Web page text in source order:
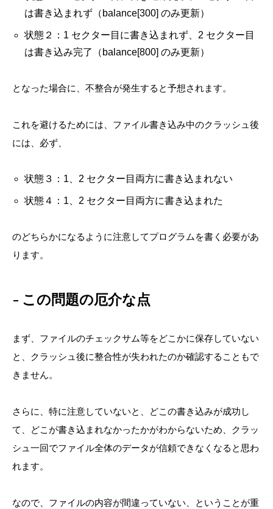
は書き込まれず（balance[300] のみ更新）
状態２：1 セクター目に書き込まれず、2 セクター目
は書き込み完了（balance[800] のみ更新）
となった場合に、不整合が発生すると予想されます。
これを避けるためには、ファイル書き込み中のクラッシュ後
には、必ず、
状態３：1、2 セクター目両方に書き込まれない
状態４：1、2 セクター目両方に書き込まれた
のどちらかになるように注意してプログラムを書く必要があ
ります。
この問題の厄介な点
まず、ファイルのチェックサム等をどこかに保存していない
と、クラッシュ後に整合性が失われたのか確認することもで
きません。
さらに、特に注意していないと、どこの書き込みが成功し
て、どこが書き込まれなかったかがわからないため、クラッ
シュ一回でファイル全体のデータが信頼できなくなると思わ
れます。
なので、ファイルの内容が間違っていない、ということが重